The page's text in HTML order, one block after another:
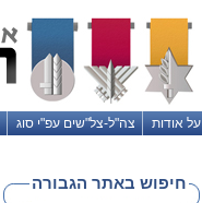
על אודות צה"ל-צל"שים עפ"י סוג
חיפוש באתר הגבורה